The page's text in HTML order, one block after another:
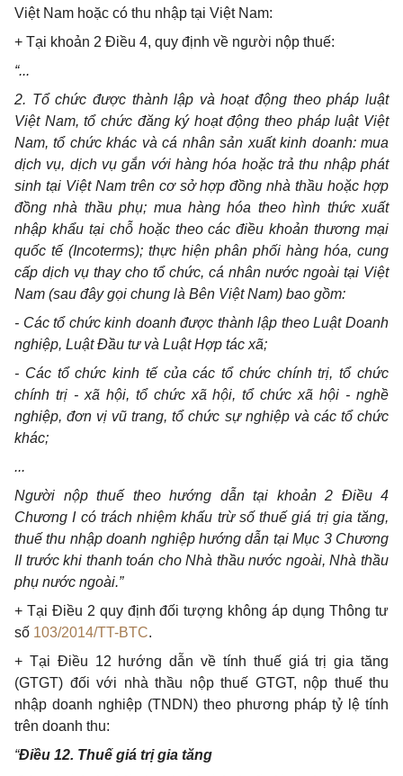
Việt Nam hoặc có thu nhập tại Việt Nam:
+ Tại khoản 2 Điều 4, quy định về người nộp thuế:
“...
2. Tổ chức được thành lập và hoạt động theo pháp luật
Việt Nam, tổ chức đăng ký hoạt động theo pháp luật Việt
Nam, tổ chức khác và cá nhân sản xuất kinh doanh: mua
dịch vụ, dịch vụ gắn với hàng hóa hoặc trả thu nhập phát
sinh tại Việt Nam trên cơ sở hợp đồng nhà thầu hoặc hợp
đồng nhà thầu phụ; mua hàng hóa theo hình thức xuất
nhập khẩu tại chỗ hoặc theo các điều khoản thương mại
quốc tế (Incoterms); thực hiện phân phối hàng hóa, cung
cấp dịch vụ thay cho tổ chức, cá nhân nước ngoài tại Việt
Nam (sau đây gọi chung là Bên Việt Nam) bao gồm:
- Các tổ chức kinh doanh được thành lập theo Luật Doanh
nghiệp, Luật Đầu tư và Luật Hợp tác xã;
- Các tổ chức kinh tế của các tổ chức chính trị, tổ chức
chính trị - xã hội, tổ chức xã hội, tổ chức xã hội - nghề
nghiệp, đơn vị vũ trang, tổ chức sự nghiệp và các tổ chức
khác;
...
Người nộp thuế theo hướng dẫn tại khoản 2 Điều 4
Chương I có trách nhiệm khấu trừ số thuế giá trị gia tăng,
thuế thu nhập doanh nghiệp hướng dẫn tại Mục 3 Chương
II trước khi thanh toán cho Nhà thầu nước ngoài, Nhà thầu
phụ nước ngoài.”
+ Tại Điều 2 quy định đối tượng không áp dụng Thông tư
số 103/2014/TT-BTC.
+ Tại Điều 12 hướng dẫn về tính thuế giá trị gia tăng
(GTGT) đối với nhà thầu nộp thuế GTGT, nộp thuế thu
nhập doanh nghiệp (TNDN) theo phương pháp tỷ lệ tính
trên doanh thu:
“Điều 12. Thuế giá trị gia tăng